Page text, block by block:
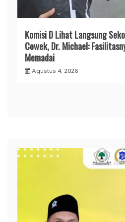
Komisi D Lihat Langsung
Cowek, Dr. Michael:
Memadai
Agustus 4, 2026